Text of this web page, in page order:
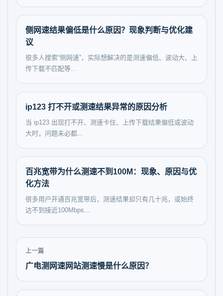
侧网速结果偏低是什么原因？现象判断与优化建
议
很多人搜索“侧网速”，实际想解决的是测速偏低、波动大、上
传下载不匹配等...
ip123 打不开或测速结果异常的原因分析
当 ip123 出现打不开、测速卡住、上传下载结果偏低或波动
大时，问题未必都...
百兆宽带为什么测速不到100M：现象、原因与优
化方法
很多用户开通百兆宽带后，测速结果却只有几十兆，或始终
达不到接近100Mbps...
上一篇
广电测网速网站测速慢是什么原因？